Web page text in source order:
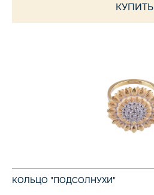
КУПИТЬ
КОЛЬЦО "ПОДСОЛНУХИ"